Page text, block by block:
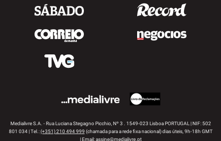
Medialivre S.A. - Rua Luciana Stegagno Picchio, Nº 3 . 1549-023 Lisboa PORTUGAL | NIF: 502
801 034 | Tel.:(+351) 210 494 999 (chamada para a rede fixa nacional) dias úteis, 9h-18h GMT
| Email:assine@medialivre.pt